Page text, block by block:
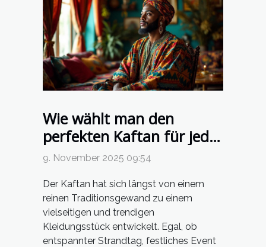
Wie wählt man den
perfekten Kaftan für jede
Gelegenheit?
9. November 2025 09:54
Der Kaftan hat sich längst von einem
reinen Traditionsgewand zu einem
vielseitigen und trendigen
Kleidungsstück entwickelt. Egal, ob
entspannter Strandtag, festliches Event